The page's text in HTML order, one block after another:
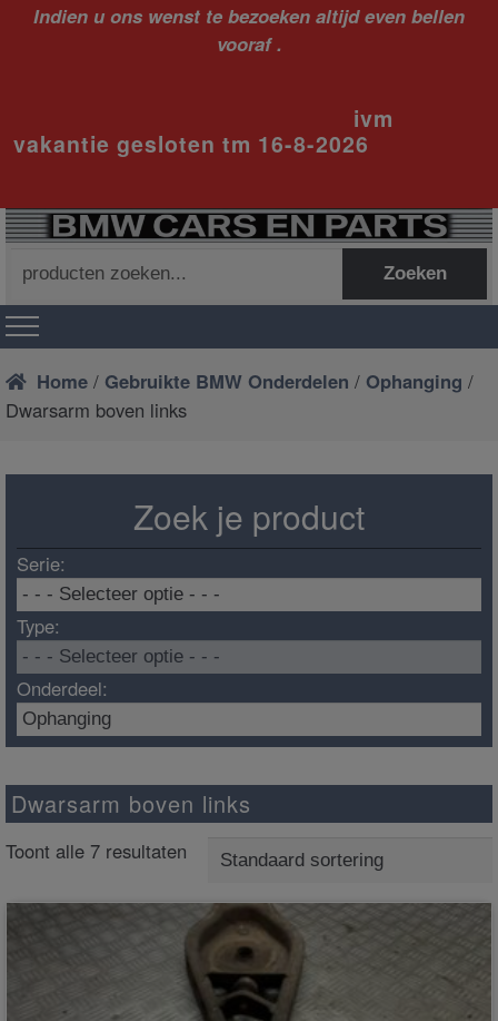
Indien u ons wenst te bezoeken altijd even bellen
vooraf .
ivm
vakantie gesloten tm 16-8-2026
naar:
Zoeken
Home / Gebruikte BMW Onderdelen / Ophanging /
Dwarsarm boven links
Zoek je product
Serie:
Type:
Onderdeel:
Dwarsarm boven links
Toont alle 7 resultaten